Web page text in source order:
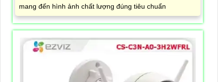
mang đến hình ảnh chất lượng đúng tiêu chuẩn